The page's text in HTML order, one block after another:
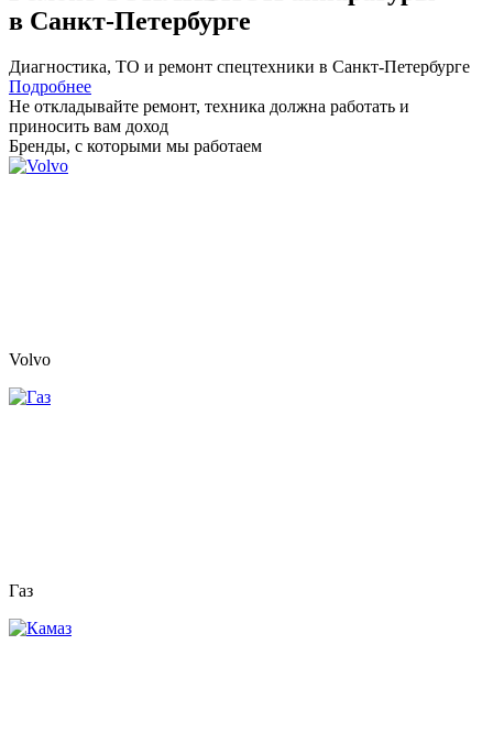
в Санкт-Петербурге
Диагностика, ТО и ремонт спецтехники в Санкт-Петербурге
Подробнее
Не откладывайте ремонт, техника должна работать и
приносить вам доход
Бренды, с которыми мы работаем
Volvo
Газ